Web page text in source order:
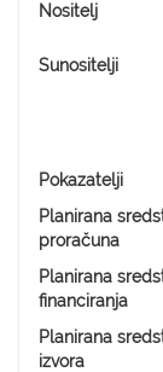
Nositelj
Sunositelji
Pokazatelji
Planirana
proračuna
Planirana
financiranja
Planirana
izvora